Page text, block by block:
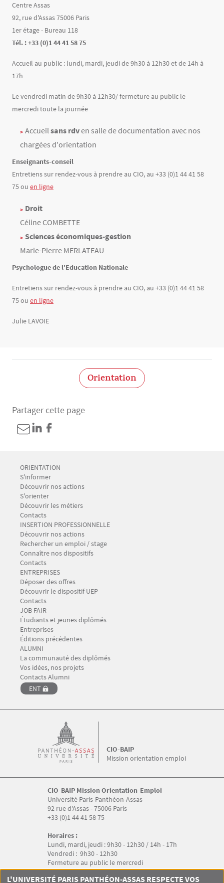
Centre Assas
92, rue d'Assas 75006 Paris
1er étage - Bureau 118
Tél. : +33 (0)1 44 41 58 75
Accueil au public : lundi, mardi, jeudi de 9h30 à 12h30 et de 14h à
17h
Le vendredi matin de 9h30 à 12h30/ fermeture au public le
mercredi toute la journée
Accueilsans rdven salle de documentation avec nos
chargées d'orientation
Enseignants-conseil
Entretiens sur rendez-vous à prendre au CIO, au +33 (0)1 44 41 58
75 ou en ligne
Droit
Céline COMBETTE
Sciences économiques-gestion
Marie-Pierre MERLATEAU
Psychologue de l'Education Nationale
Entretiens sur rendez-vous à prendre au CIO, au +33 (0)1 44 41 58
75 ou en ligne
Julie LAVOIE
Orientation
Partager cette page
Menu Footer CIO-BAIP 1
ORIENTATION
S'informer
Découvrir nos actions
S'orienter
Découvrir les métiers
Contacts
Menu Footer CIO-BAIP 2
INSERTION PROFESSIONNELLE
Découvrir nos actions
Rechercher un emploi / stage
Connaître nos dispositifs
Contacts
Menu Footer CIO-BAIP 3
ENTREPRISES
Déposer des offres
Découvrir le dispositif UEP
Contacts
Menu Footer CIO-BAIP 4
JOB FAIR
Étudiants et jeunes diplômés
Entreprises
Éditions précédentes
Menu Footer CIO-BAIP 5
ALUMNI
La communauté des diplômés
Vos idées, nos projets
Contacts Alumni
ENT
Mission orientation emploi
CIO-BAIP
CIO-BAIP Mission Orientation-Emploi
Université Paris-Panthéon-Assas
92 rue d'Assas - 75006 Paris
+33 (0)1 44 41 58 75
Horaires :
Lundi, mardi, jeudi : 9h30 - 12h30 / 14h - 17h
Vendredi : 9h30 - 12h30
Fermeture au public le mercredi
Menu RS CIO-BAIP
L'UNIVERSITÉ PARIS PANTHÉON-ASSAS RESPECTE VOS